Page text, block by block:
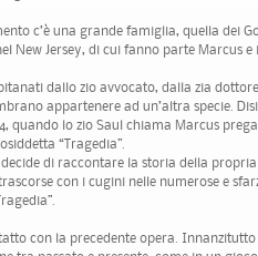
c’è una grande famiglia, quella dei
New Jersey, di cui fanno parte Marcus
dallo zio avvocato, dalla zia
appartenere ad un’altra specie.
quando lo zio Saul chiama Marcus
“Tragedia”.
di raccontare la storia della
con i cugini nelle numerose e
con la precedente opera.